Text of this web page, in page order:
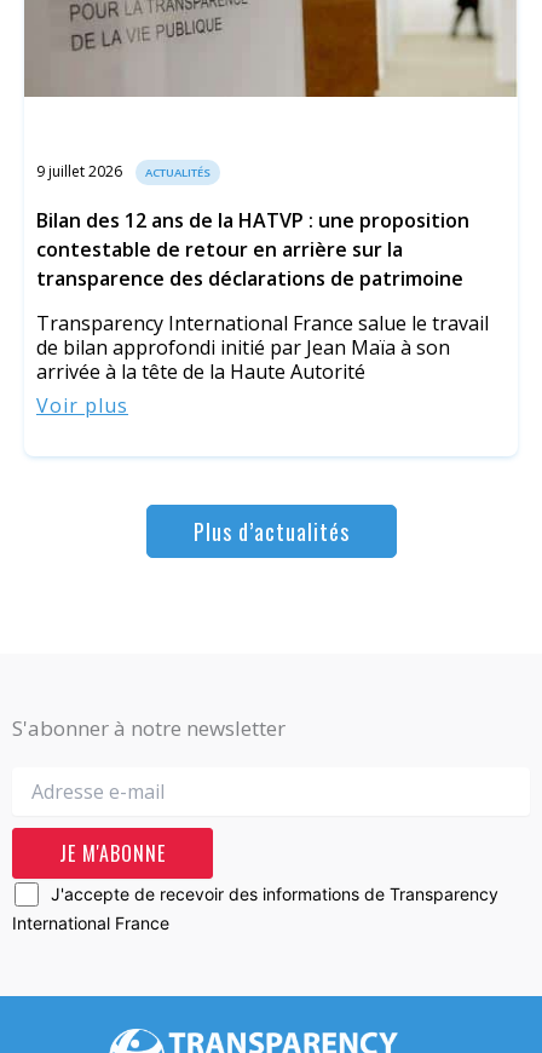
9 juillet 2026 ACTUALITÉS
Bilan des 12 ans de la HATVP : une proposition
contestable de retour en arrière sur la
transparence des déclarations de patrimoine
Transparency International France salue le travail
de bilan approfondi initié par Jean Maïa à son
arrivée à la tête de la Haute Autorité
Voir plus
Plus d’actualités
S'abonner à notre newsletter
J'accepte de recevoir des informations de Transparency
International France